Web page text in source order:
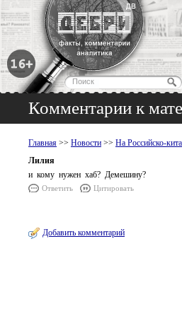
Комментарии к
Главная >> Новости >> На Российско-
Лилия
и кому нужен хаб? Демешину?
Ответить Цитировать
Добавить комментарий